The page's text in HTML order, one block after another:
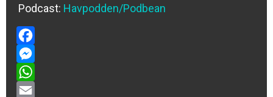
Podcast: Havpodden/Podbean
Facebook
Messenger
WhatsApp